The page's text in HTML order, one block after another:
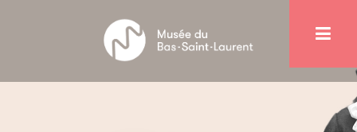
principal